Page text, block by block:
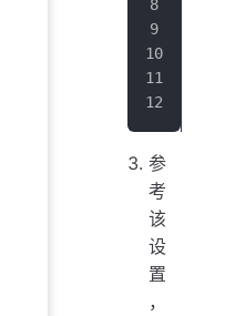
参
考
该
设
置
，